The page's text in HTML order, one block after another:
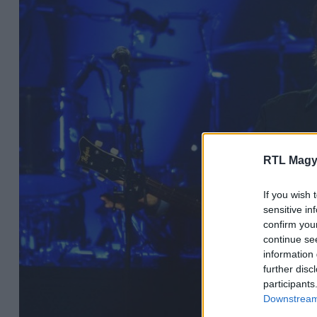
RTL
If you wish
sensitive
confirm
continue
information
further